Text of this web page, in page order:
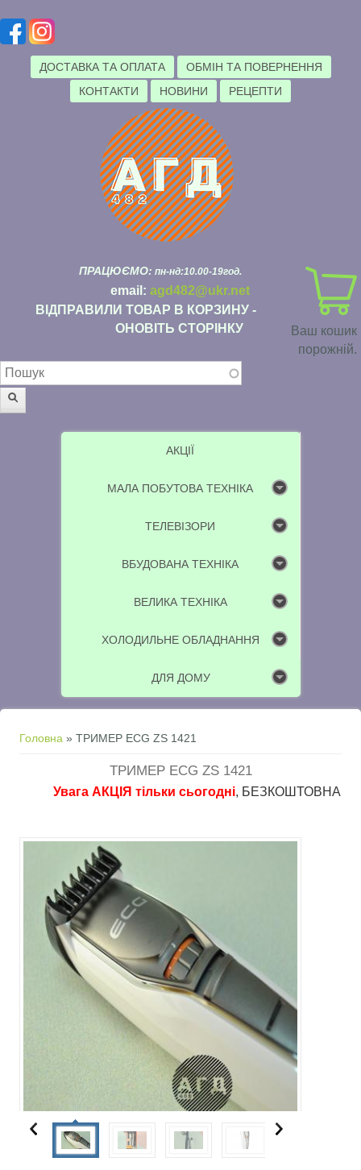
ДОСТАВКА ТА ОПЛАТА
ОБМІН ТА ПОВЕРНЕННЯ
КОНТАКТИ
НОВИНИ РЕЦЕПТИ
Ваш кошик
порожній.
ПРАЦЮЄМО: пн-нд:10.00-19год.
email: agd482@ukr.net
ВІДПРАВИЛИ ТОВАР В КОРЗИНУ -
ОНОВІТЬ СТОРІНКУ
Пошукова форма
АКЦІЇ
МАЛА ПОБУТОВА ТЕХНІКА
ТЕЛЕВІЗОРИ
ВБУДОВАНА ТЕХНІКА
ВЕЛИКА ТЕХНІКА
ХОЛОДИЛЬНЕ ОБЛАДНАННЯ
ДЛЯ ДОМУ
Ви є тут
Головна » ТРИМЕР ECG ZS 1421
ТРИМЕР ECG ZS 1421
Увага АКЦІЯ тільки сьогодні, БЕЗКОШТОВНА